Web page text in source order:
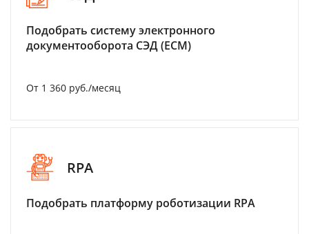
Подобрать систему электронного
документооборота СЭД (ECM)
От 1 360 руб./месяц
RPA
Подобрать платформу роботизации RPA